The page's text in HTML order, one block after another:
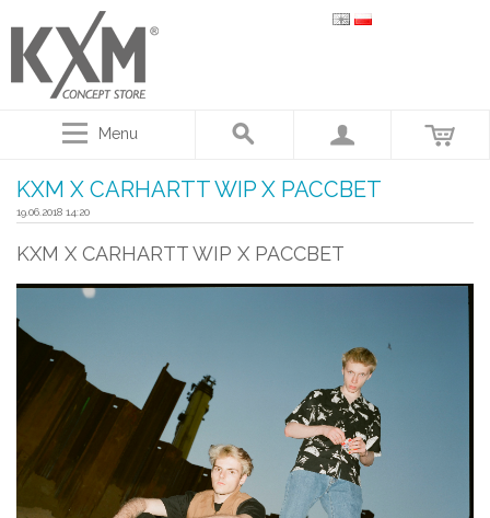
Menu
KXM X CARHARTT WIP X PACCBET
19.06.2018 14:20
KXM X CARHARTT WIP X PACCBET